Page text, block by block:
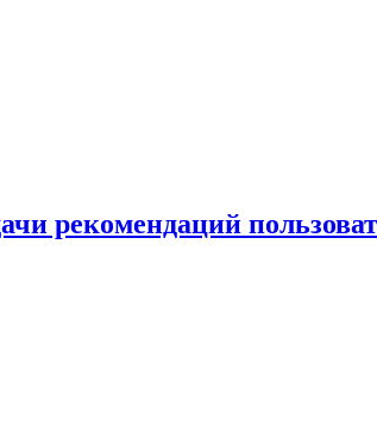
рекомендаций